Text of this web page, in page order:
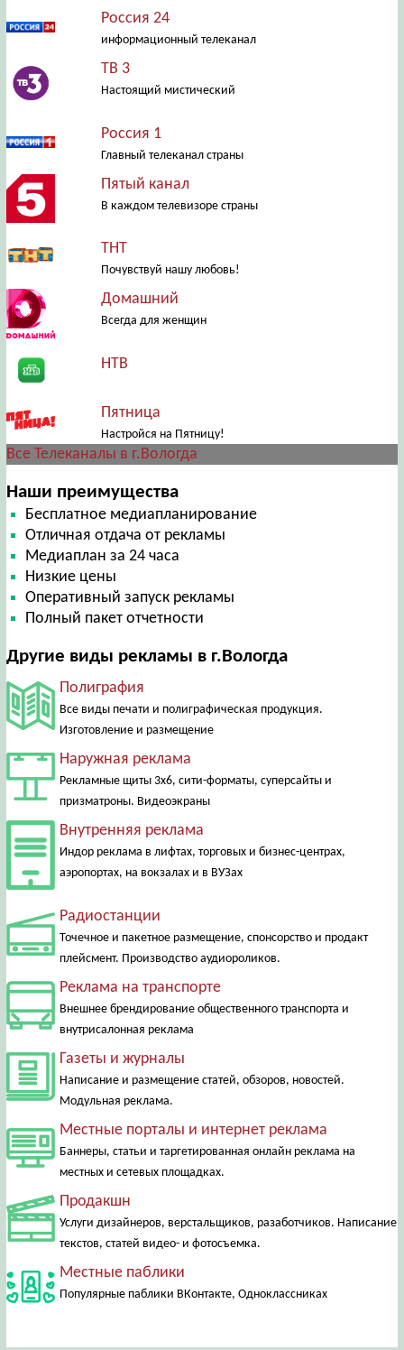
Россия 24
информационный телеканал
ТВ 3
Настоящий мистический
Россия 1
Главный телеканал страны
Пятый канал
В каждом телевизоре страны
ТНТ
Почувствуй нашу любовь!
Домашний
Всегда для женщин
НТВ
Пятница
Настройся на Пятницу!
Все Телеканалы в г.Вологда
Наши преимущества
Бесплатное медиапланирование
Отличная отдача от рекламы
Медиаплан за 24 часа
Низкие цены
Оперативный запуск рекламы
Полный пакет отчетности
Другие виды рекламы в г.Вологда
Полиграфия
Все виды печати и полиграфическая продукция.
Изготовление и размещение
Наружная реклама
Рекламные щиты 3х6, сити-форматы, суперсайты и
призматроны. Видеоэкраны
Внутренняя реклама
Индор реклама в лифтах, торговых и бизнес-центрах,
аэропортах, на вокзалах и в ВУЗах
Радиостанции
Точечное и пакетное размещение, спонсорство и продакт
плейсмент. Производство аудиороликов.
Реклама на транспорте
Внешнее брендирование общественного транспорта и
внутрисалонная реклама
Газеты и журналы
Написание и размещение статей, обзоров, новостей.
Модульная реклама.
Местные порталы и интернет реклама
Баннеры, статьи и таргетированная онлайн реклама на
местных и сетевых площадках.
Продакшн
Услуги дизайнеров, верстальщиков, разаботчиков. Написание
текстов, статей видео- и фотосъемка.
Местные паблики
Популярные паблики ВКонтакте, Одноклассниках